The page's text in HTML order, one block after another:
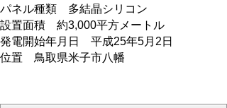
パネル種類 多結晶シリコン
設置面積 約3,000平方メートル
発電開始年月日 平成25年5月2日
位置 鳥取県米子市八幡